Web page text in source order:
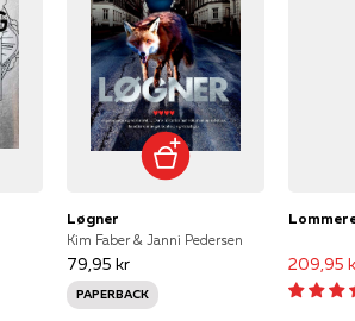
Løgner
Kim Faber & Janni Pedersen
79,95 kr
PAPERBACK
209,95